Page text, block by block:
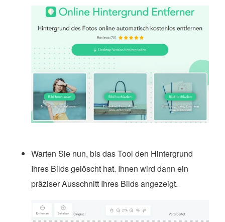
Warten Sie nun, bis das Tool den Hintergrund
Ihres Bilds gelöscht hat. Ihnen wird dann ein
präziser Ausschnitt Ihres Bilds angezeigt.